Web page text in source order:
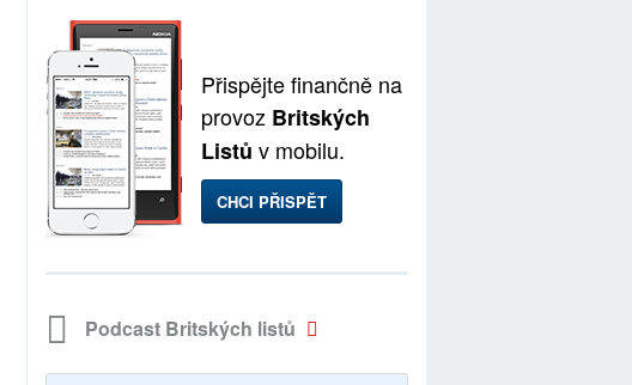
Přispějte finančně na
provoz Britských
Listů v mobilu.
CHCI PŘISPĚT
Podcast Britských listů